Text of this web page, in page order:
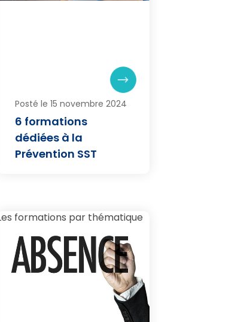
Posté le 15 novembre 2024
6 formations
dédiées à la
Prévention SST
formations par thématique